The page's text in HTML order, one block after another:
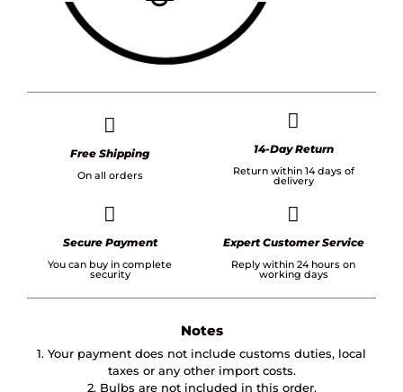
Free Shipping
On all orders
14-Day Return
Return within 14 days of
delivery
Secure Payment
You can buy in complete
security
Expert Customer Service
Reply within 24 hours on
working days
Notes
1. Your payment does not include customs duties, local
taxes or any other import costs.
2. Bulbs are not included in this order.